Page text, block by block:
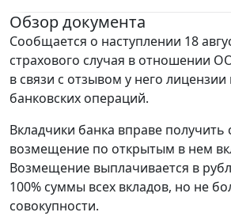
Обзор документа
Сообщается о наступлении 18
страхового случая в отношении
в связи с отзывом у него
банковских операций.
Вкладчики банка вправе получить
возмещение по открытым в нем
Возмещение выплачивается в
100% суммы всех вкладов, но не
совокупности.